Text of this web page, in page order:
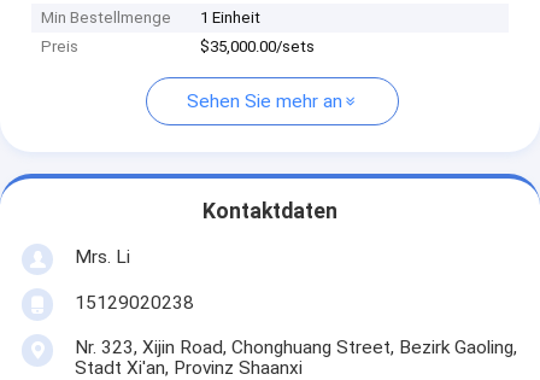
Min Bestellmenge
1 Einheit
Preis
$35,000.00/sets
Sehen Sie mehr an
Kontaktdaten
Mrs. Li
15129020238
Nr. 323, Xijin Road, Chonghuang Street, Bezirk Gaoling,
Stadt Xi'an, Provinz Shaanxi